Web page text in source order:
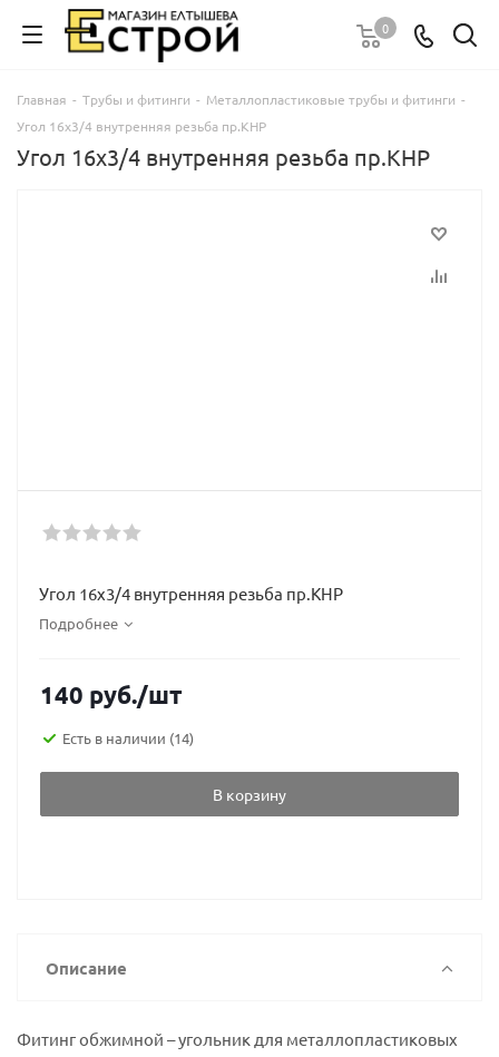
0
Главная - Трубы и фитинги - Металлопластиковые трубы и фитинги -
Угол 16х3/4 внутренняя резьба пр.КНР
Угол 16х3/4 внутренняя резьба пр.КНР
Угол 16х3/4 внутренняя резьба пр.КНР
Подробнее
140 руб./шт
Есть в наличии (14)
В корзину
Описание
Фитинг обжимной – угольник для металлопластиковых